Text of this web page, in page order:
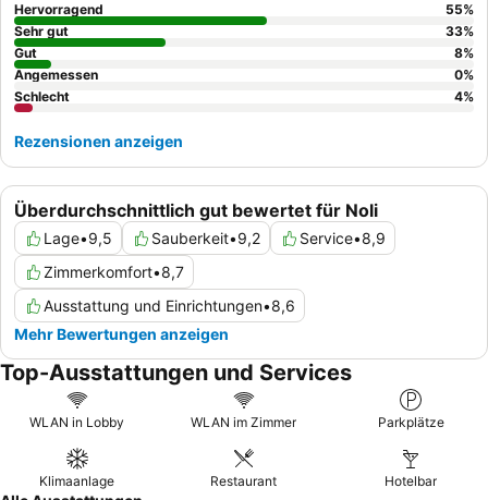
Elemente des Hotels bewahrt hat.
Überdurchschnittlich gut bewertet für Noli
Lage•9,5 Sauberkeit•9,2 Service•8,9
Zimmerkomfort•8,7
Ausstattung und Einrichtungen•8,6
Mehr Bewertungen anzeigen
Hervorragend 55%
Sehr gut
33%
Gut
8%
Angemessen
0%
Schlecht
4%
Rezensionen anzeigen
Top-Ausstattungen und Services
WLAN in Lobby WLAN im Zimmer Parkplätze
Klimaanlage Restaurant Hotelbar